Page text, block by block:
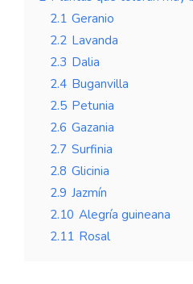
2.1 Geranio
2.2 Lavanda
2.3 Dalia
2.4 Buganvilla
2.5 Petunia
2.6 Gazania
2.7 Surfinia
2.8 Glicinia
2.9 Jazmín
2.10 Alegría guineana
2.11 Rosal